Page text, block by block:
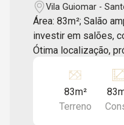
Vila Guiomar -
Área: 83m²; Salão
investir em salões,
Ótima localização,
André, à Cobasi,
serviços da região. Oferecemos assessoria
imobiliária
83m²
Terreno